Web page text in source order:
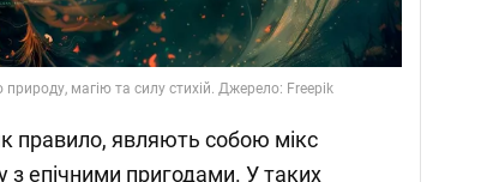
природу, магію та силу стихій. Джерело: Freepik
як правило, являють собою мікс
з епічними пригодами. У таких